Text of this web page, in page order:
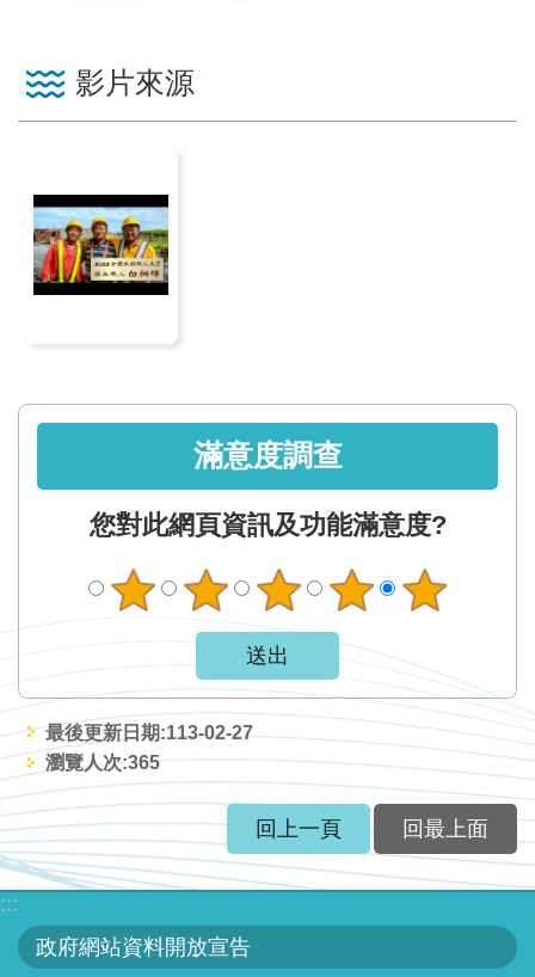
見
廉
政
平
臺
專
互
動
交
專
屬
網
站
政
府
影片來源
滿意度調查
您對此網頁資訊及功能滿意度?
最後更新日期:113-02-27
瀏覽人次:365
回上一頁 回最上面
:::
政府網站資料開放宣告